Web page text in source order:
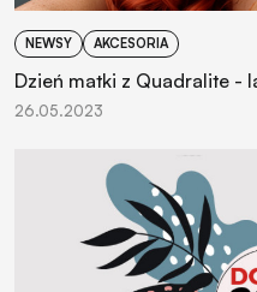
NEWSY AKCESORIA
Dzień matki z Quadralite -
26.05.2023